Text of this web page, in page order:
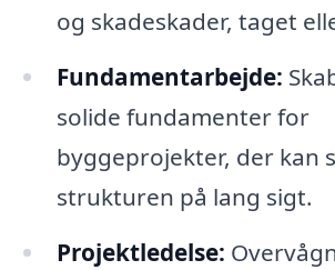
og skadeskader, taget
Fundamentarbejde:
solide fundamenter for
byggeprojekter, der kan
strukturen på lang sigt.
Projektledelse: